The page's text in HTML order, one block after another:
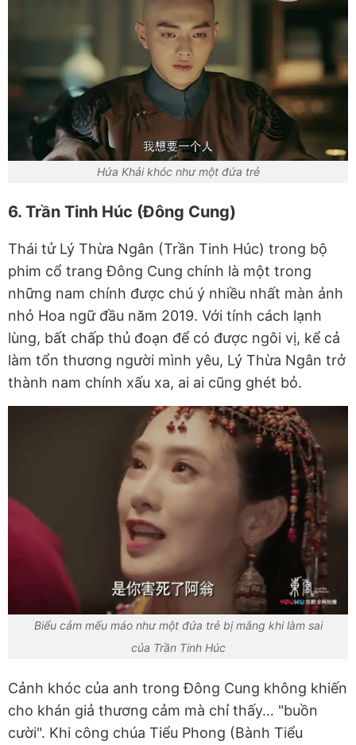
Hứa Khải khóc như một đứa trẻ
6. Trần Tinh Húc (Đông Cung)
Thái tử Lý Thừa Ngân (Trần Tinh Húc) trong bộ
phim cổ trang Đông Cung chính là một trong
những nam chính được chú ý nhiều nhất màn ảnh
nhỏ Hoa ngữ đầu năm 2019. Với tính cách lạnh
lùng, bất chấp thủ đoạn để có được ngôi vị, kể cả
làm tổn thương người mình yêu, Lý Thừa Ngân trở
thành nam chính xấu xa, ai ai cũng ghét bỏ.
Biểu cảm mếu máo như một đứa trẻ bị mắng khi làm sai
của Trần Tinh Húc
Cảnh khóc của anh trong Đông Cung không khiến
cho khán giả thương cảm mà chỉ thấy… "buồn
cười". Khi công chúa Tiểu Phong (Bành Tiểu